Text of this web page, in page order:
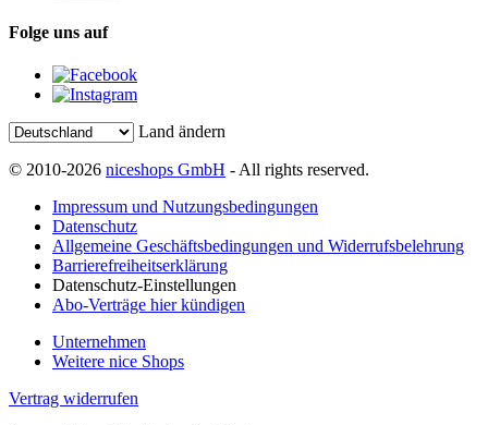
Folge uns auf
Land ändern
© 2010-2026 niceshops GmbH - All rights reserved.
Impressum und Nutzungsbedingungen
Datenschutz
Allgemeine Geschäftsbedingungen und Widerrufsbelehrung
Barrierefreiheitserklärung
Datenschutz-Einstellungen
Abo-Verträge hier kündigen
Unternehmen
Weitere nice Shops
Vertrag widerrufen